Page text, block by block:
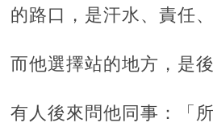
的路口，是汗水、責任
而他選擇站的地方，是後
有人後來問他同事：「